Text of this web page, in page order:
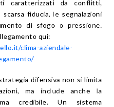
caratterizzati da conflitti,
scarsa fiducia, le segnalazioni
di sfogo o pressione.
qui:
clima-aziendale-
difensiva non si limita
ma include anche la
credibile. Un sistema